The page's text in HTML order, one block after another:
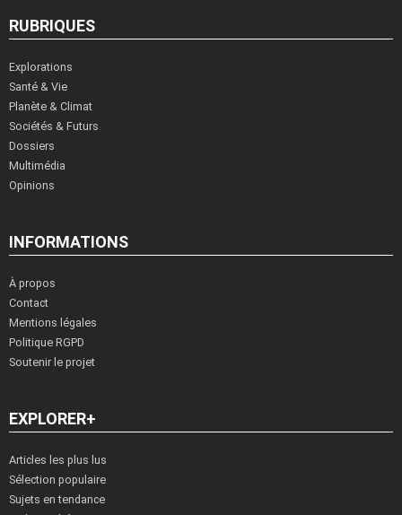
RUBRIQUES
Explorations
Santé & Vie
Planète & Climat
Sociétés & Futurs
Dossiers
Multimédia
Opinions
INFORMATIONS
À propos
Contact
Mentions légales
Politique RGPD
Soutenir le projet
EXPLORER+
Articles les plus lus
Sélection populaire
Sujets en tendance